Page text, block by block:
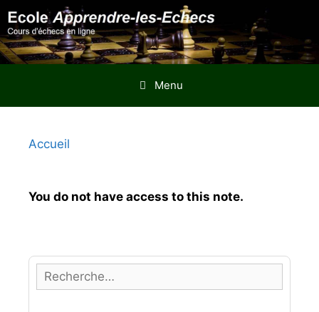
Aller
au
contenu
Menu
Accueil
You do not have access to this note.
e